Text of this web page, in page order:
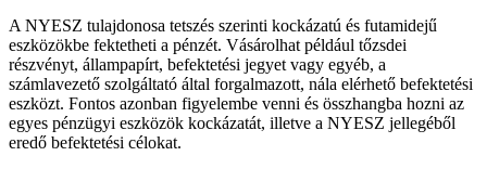
A NYESZ tulajdonosa tetszés szerinti kockázatú és futamidejű
eszközökbe fektetheti a pénzét. Vásárolhat például tőzsdei
részvényt, állampapírt, befektetési jegyet vagy egyéb, a
számlavezető szolgáltató által forgalmazott, nála elérhető befektetési
eszközt. Fontos azonban figyelembe venni és összhangba hozni az
egyes pénzügyi eszközök kockázatát, illetve a NYESZ jellegéből
eredő befektetési célokat.